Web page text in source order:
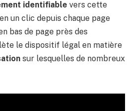
identifiable vers cette
un clic depuis chaque page
bas de page près des
le dispositif légal en matière
sur lesquelles de nombreux